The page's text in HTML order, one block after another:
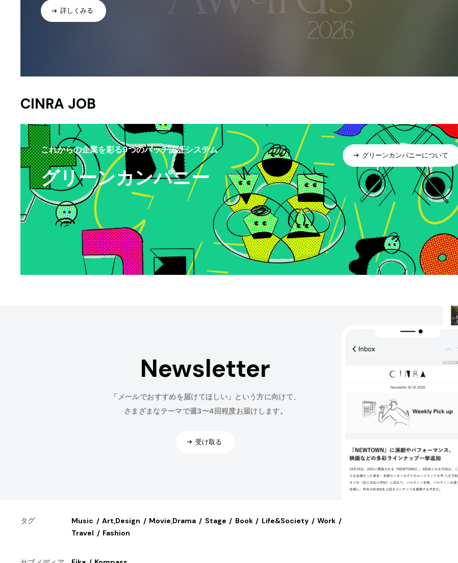
詳しくみる
CINRA JOB
これからの企業を彩る9つのバッヂ認証システム
グリーンカンパニー
グリーンカンパニーについて
Newsletter
「メールでおすすめを届けてほしい」という方に向けて、
さまざまなテーマで週3〜4回程度お届けします。
受け取る
タグ Music Art,Design Movie,Drama Stage Book Life&Society
Work
Travel
Fashion